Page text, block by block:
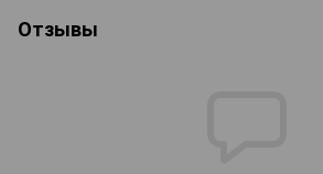
Отзывы